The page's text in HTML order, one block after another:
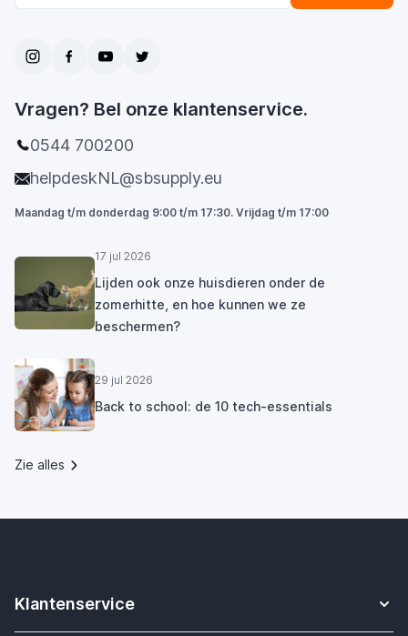
Vragen? Bel onze klantenservice.
0544 700200
helpdeskNL@sbsupply.eu
Maandag t/m donderdag 9:00 t/m 17:30. Vrijdag t/m 17:00
17 jul 2026
Lijden ook onze huisdieren onder de
zomerhitte, en hoe kunnen we ze
beschermen?
29 jul 2026
Back to school: de 10 tech-essentials
Zie alles
Klantenservice